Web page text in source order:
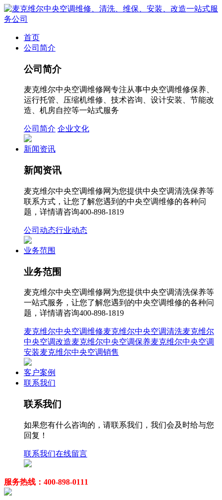
首页
公司简介
公司简介
麦克维尔中央空调维修网专注从事中央空调维修保养、
运行托管、压缩机维修、技术咨询、设计安装、节能改
造、机房自控等一站式服务
公司简介 企业文化
新闻资讯
新闻资讯
麦克维尔中央空调维修网为您提供中央空调清洗保养等
联系方式，让您了解您遇到的中央空调维修的各种问
题，详情请咨询400-898-1819
公司动态行业动态
业务范围
业务范围
麦克维尔中央空调维修网为您提供中央空调清洗保养等
一站式服务，让您了解您遇到的中央空调维修的各种问
题，详情请咨询400-898-1819
麦克维尔中央空调维修麦克维尔中央空调清洗麦克维尔
中央空调改造麦克维尔中央空调保养麦克维尔中央空调
安装麦克维尔中央空调销售
客户案例
联系我们
联系我们
如果您有什么咨询的，请联系我们，我们会及时给与您
回复！
联系我们在线留言
服务热线：400-898-0111